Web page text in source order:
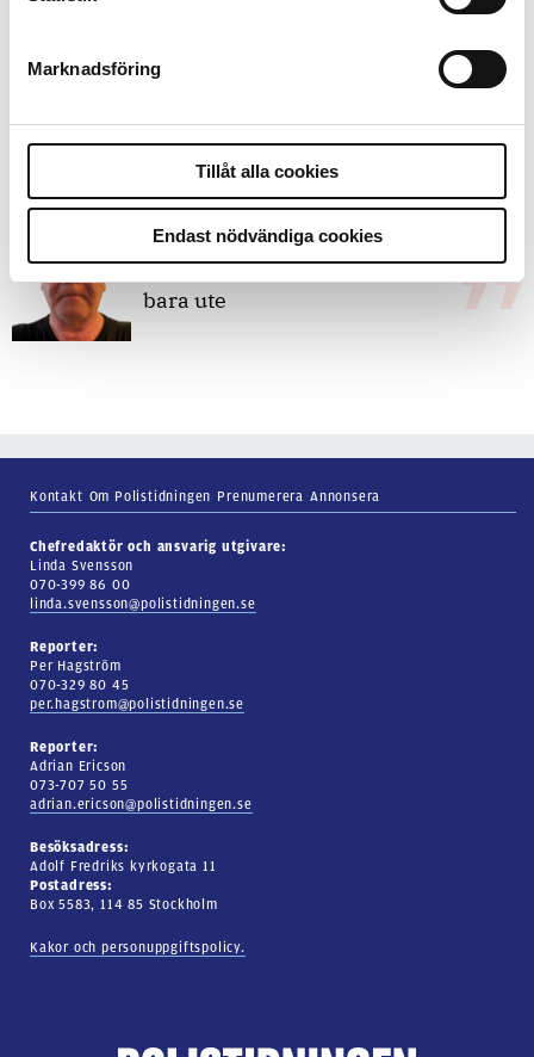
Marknadsföring
Tillåt alla cookies
Endast nödvändiga cookies
Debatt:Med för höga krav på evidens
kan polisen inte göra något alls
15 juni 2026
bara ute
Kontakt Om Polistidningen Prenumerera Annonsera
Chefredaktör och ansvarig utgivare:
Linda Svensson
070-399 86 00
linda.svensson@polistidningen.se
Reporter:
Per Hagström
070-329 80 45
per.hagstrom@polistidningen.se
Reporter:
Adrian Ericson
073-707 50 55
adrian.ericson@polistidningen.se
Besöksadress:
Adolf Fredriks kyrkogata 11
Postadress:
Box 5583, 114 85 Stockholm
Kakor och personuppgiftspolicy.